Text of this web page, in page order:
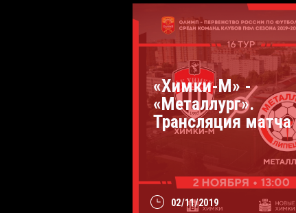
02/11/2019
«Химки-М» -
«Металлург».
Трансляция матча